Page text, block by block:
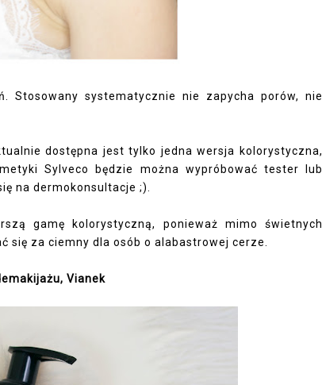
Stosowany systematycznie nie zapycha porów, nie
dostępna jest tylko jedna wersja kolorystyczna,
Sylveco będzie można wypróbować tester lub
na dermokonsultacje ;).
gamę kolorystyczną, ponieważ mimo świetnych
się za ciemny dla osób o alabastrowej cerze.
Vianek